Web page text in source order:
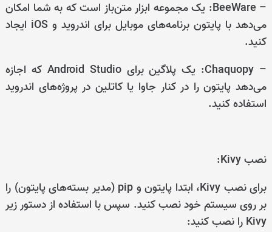
– BeeWare: یک مجموعه ابزار متن‌باز است که به شما امکان
می‌دهد با پایتون برنامه‌های موبایل برای اندروید و iOS ایجاد
کنید.
– Chaquopy: یک پلاگین برای Android Studio که اجازه
می‌دهد پایتون را در کنار جاوا یا کاتلین در پروژه‌های اندروید
استفاده کنید.
نصب Kivy:
برای نصب Kivy، ابتدا پایتون و pip (مدیر بسته‌های پایتون) را
بر روی سیستم خود نصب کنید. سپس با استفاده از دستور زیر
Kivy را نصب کنید: